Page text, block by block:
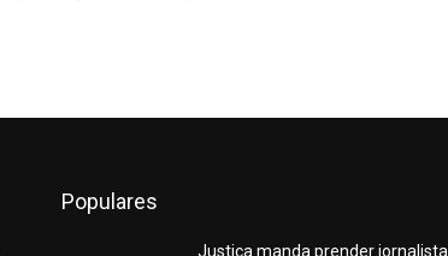
Populares
Justiça manda prender jornalista